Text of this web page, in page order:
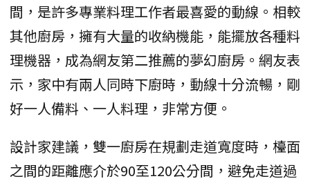
間，是許多專業料理工作者最喜愛的動線。相較
其他廚房，擁有大量的收納機能，能擺放各種料
理機器，成為網友第二推薦的夢幻廚房。網友表
示，家中有兩人同時下廚時，動線十分流暢，剛
好一人備料、一人料理，非常方便。
設計家建議，雙一廚房在規劃走道寬度時，檯面
之間的距離應介於90至120公分間，避免走道過